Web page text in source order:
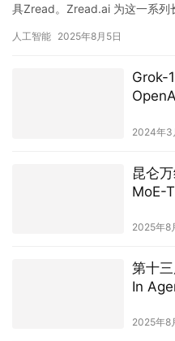
具Zread。Zread.ai 为这一系列
人工智能 2025年8月5日
Grok-
2024年3
昆仑
MoE-
2025年8
第十
In
2025年8